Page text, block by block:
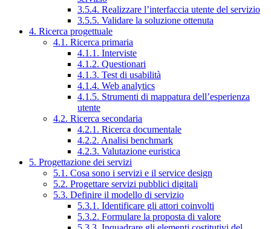
3.5.4. Realizzare l’interfaccia utente del servizio
3.5.5. Validare la soluzione ottenuta
4. Ricerca progettuale
4.1. Ricerca primaria
4.1.1. Interviste
4.1.2. Questionari
4.1.3. Test di usabilità
4.1.4. Web analytics
4.1.5. Strumenti di mappatura dell’esperienza
utente
4.2. Ricerca secondaria
4.2.1. Ricerca documentale
4.2.2. Analisi benchmark
4.2.3. Valutazione euristica
5. Progettazione dei servizi
5.1. Cosa sono i servizi e il service design
5.2. Progettare servizi pubblici digitali
5.3. Definire il modello di servizio
5.3.1. Identificare gli attori coinvolti
5.3.2. Formulare la proposta di valore